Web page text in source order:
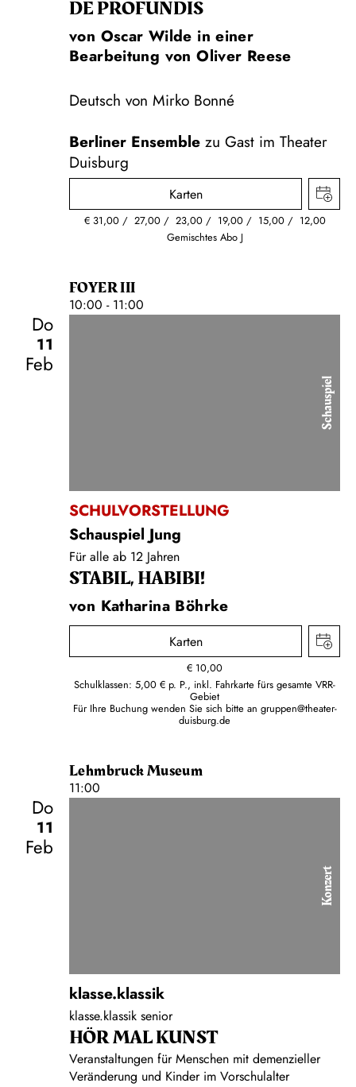
DE PROFUNDIS
von Oscar Wilde in einer
Bearbeitung von Oliver Reese
Deutsch von Mirko Bonné
Berliner Ensemble zu Gast im Theater
Duisburg
Karten
€ 31,00 27,00 23,00 19,00 15,00
12,00
Gemischtes Abo J
FOYER III
10:00 - 11:00
Do
11
Feb
Schauspiel
SCHULVORSTELLUNG
Schauspiel Jung
Für alle ab 12 Jahren
STABIL, HABIBI!
von Katharina Böhrke
Karten
€ 10,00
Schulklassen: 5,00 € p. P., inkl. Fahrkarte fürs gesamte VRR-
Gebiet
Für Ihre Buchung wenden Sie sich bitte an gruppen@theater-
duisburg.de
Lehmbruck Museum
11:00
Do
11
Feb
Konzert
klasse.klassik
klasse.klassik senior
HÖR MAL KUNST
Veranstaltungen für Menschen mit demenzieller
Veränderung und Kinder im Vorschulalter